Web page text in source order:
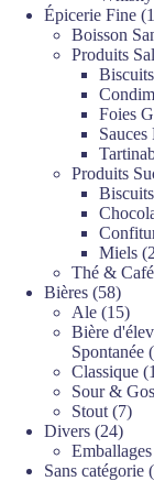
Épicerie Fine
Boisson
Produits
Foies
Sauces
Produits
Miels 2
Thé & Café
Bières 5858
Ale 1515
Bière
Spontanée
Classique
Sour &
Stout 77
Divers 2424
Emballages
Sans catégorie